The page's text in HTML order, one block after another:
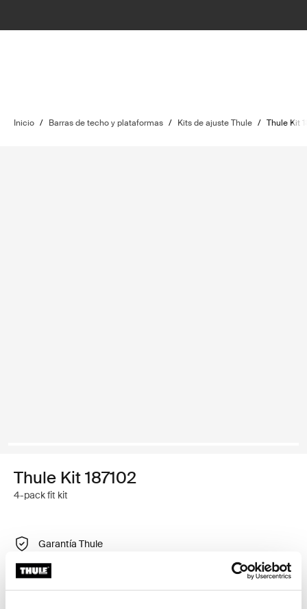
Inicio / Barras de techo y plataformas / Kits de ajuste Thule / Thule Kit
Thule Kit 187102
4-pack fit kit
Garantía Thule
Encontrar en tienda